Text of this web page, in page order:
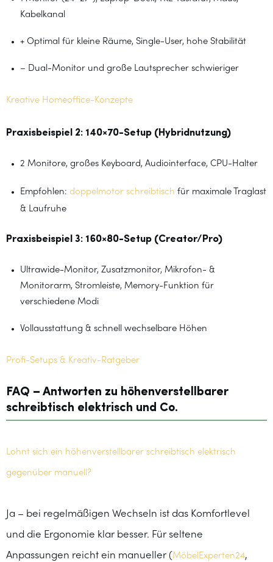
Kabelkanal
+ Optimal für kleine Räume, Single-User, hohe Stabilität
– Dual-Monitor und große Lautsprecher schwieriger
Kreative Homeoffice-Konzepte
Praxisbeispiel 2: 140×70-Setup (Hybridnutzung)
2 Monitore, großes Keyboard, Audiointerface, CPU-Halter
Empfohlen: doppelmotor schreibtisch für maximale Traglast
& Laufruhe
Praxisbeispiel 3: 160×80-Setup (Creator/Pro)
Ultrawide-Monitor, Zusatzmonitor, Mikrofon- &
Monitorarm, Stromleiste, Memory-Funktion für
verschiedene Modi
Vollausstattung & schnell wechselbare Höhen
Profi-Setups & Kreativ-Ratgeber
FAQ – Antworten zu höhenverstellbarer
schreibtisch elektrisch und Co.
Lohnt sich ein höhenverstellbarer schreibtisch elektrisch
gegenüber manuell?
Ja – bei regelmäßigen Wechseln ist das Komfortlevel
und die Ergonomie klar besser. Für seltene
Anpassungen reicht ein manueller ( MöbelExperten24,